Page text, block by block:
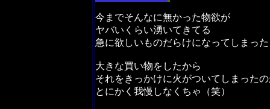
今までそんなに無かった物欲が
ヤバいくらい湧いてきてる
急に欲しいものだらけになってしまった
大きな買い物をしたから
それをきっかけに火がついてしまった
とにかく我慢しなくちゃ（笑）